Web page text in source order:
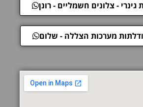
- צלונים חשמליים - רונן
ודלתות מערכות הצללה - שלום